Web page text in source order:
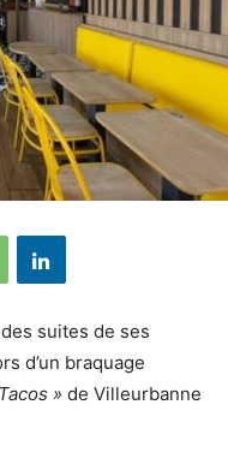
suites de ses
d’un braquage
» de Villeurbanne